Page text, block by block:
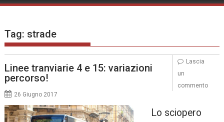
Tag: strade
Linee tranviarie 4 e 15: variazioni
percorso!
26 Giugno 2017
Lo sciopero
Lascia
un
commento